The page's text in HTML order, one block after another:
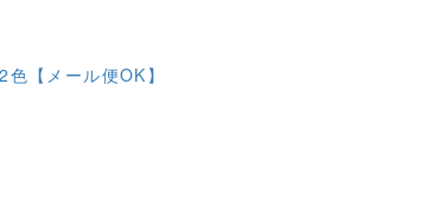
【メール便OK】